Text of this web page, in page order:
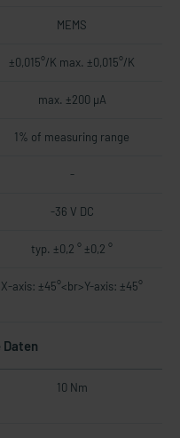
MEMS
±0,015°/K max. ±0,015°/K
max. ±200 µA
1% of measuring range
-
-36 V DC
typ. ±0,2 ° ±0,2 °
X-axis: ±45°<br>Y-axis: ±45°
Daten
10 Nm